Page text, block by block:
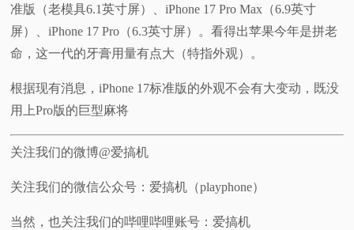
准版（老模具6.1英寸屏）、iPhone 17 Pro Max（6.9英寸
屏）、iPhone 17 Pro（6.3英寸屏）。看得出苹果今年是拼老
命，这一代的牙膏用量有点大（特指外观）。
根据现有消息，iPhone 17标准版的外观不会有大变动，既没
用上Pro版的巨型麻将
关注我们的微博@爱搞机
关注我们的微信公众号：爱搞机（playphone）
当然，也关注我们的哔哩哔哩账号：爱搞机